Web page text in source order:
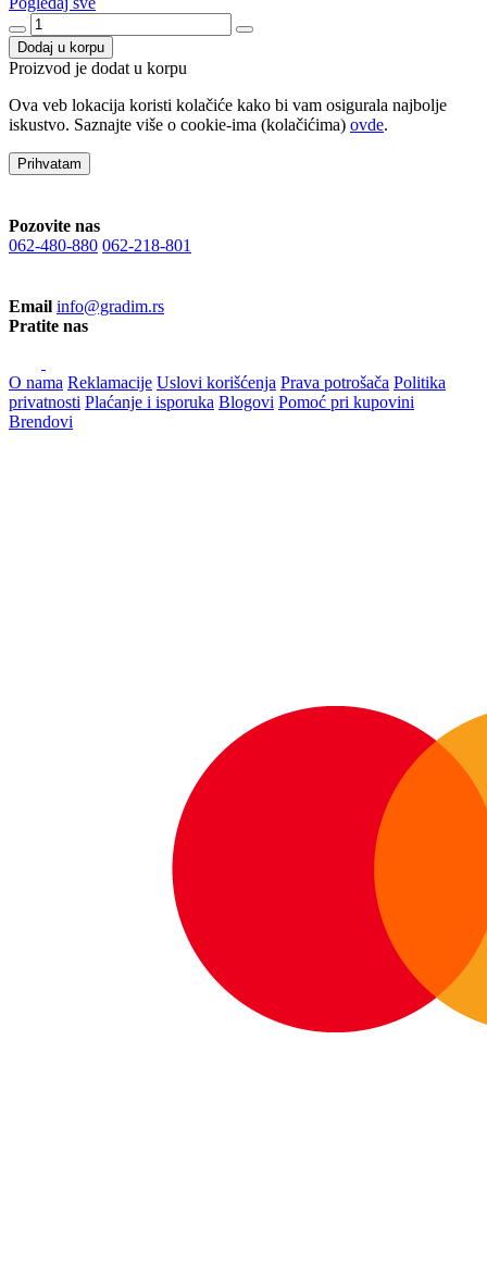
Dodaj u korpu
Proizvod je dodat u korpu
Ova veb lokacija koristi kolačiće kako bi vam osigurala najbolje
iskustvo. Saznajte više o cookie-ima (kolačićima) ovde.
Prihvatam
Pozovite nas
062-480-880 062-218-801
Email info@gradim.rs
Pratite nas
O nama Reklamacije Uslovi korišćenja Prava potrošača Politika
privatnosti Plaćanje i isporuka Blogovi Pomoć pri kupovini
Brendovi